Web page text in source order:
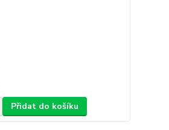
Přidat do košíku